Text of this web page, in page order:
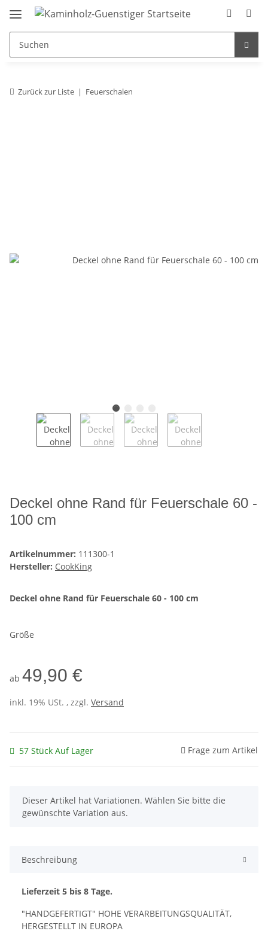
Zurück zur Liste Feuerschalen
Deckel ohne Rand für Feuerschale 60 -
100 cm
Artikelnummer: 111300-1
Hersteller: CookKing
Deckel ohne Rand für Feuerschale 60 - 100 cm
Größe
ab 49,90 €
inkl. 19% USt. , zzgl. Versand
57 Stück Auf Lager Frage zum Artikel
x
Dieser Artikel hat Variationen. Wählen Sie bitte die
gewünschte Variation aus.
Beschreibung
Lieferzeit 5 bis 8 Tage.
"HANDGEFERTIGT" HOHE VERARBEITUNGSQUALITÄT,
HERGESTELLT IN EUROPA